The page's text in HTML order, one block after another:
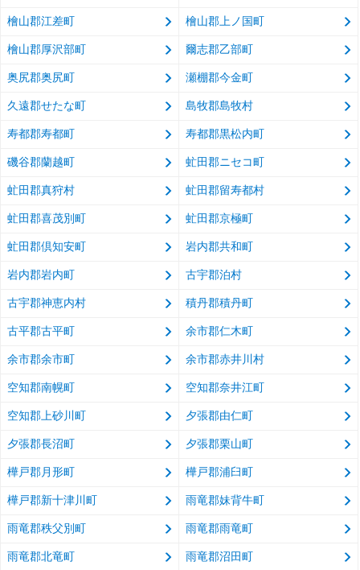
檜山郡江差町 檜山郡上ノ国町
檜山郡厚沢部町 爾志郡乙部町
奥尻郡奥尻町 瀬棚郡今金町
久遠郡せたな町 島牧郡島牧村
寿都郡寿都町 寿都郡黒松内町
磯谷郡蘭越町 虻田郡ニセコ町
虻田郡真狩村 虻田郡留寿都村
虻田郡喜茂別町 虻田郡京極町
虻田郡倶知安町 岩内郡共和町
岩内郡岩内町 古宇郡泊村
古宇郡神恵内村 積丹郡積丹町
古平郡古平町 余市郡仁木町
余市郡余市町 余市郡赤井川村
空知郡南幌町 空知郡奈井江町
空知郡上砂川町 夕張郡由仁町
夕張郡長沼町 夕張郡栗山町
樺戸郡月形町 樺戸郡浦臼町
樺戸郡新十津川町 雨竜郡妹背牛町
雨竜郡秩父別町 雨竜郡雨竜町
雨竜郡北竜町 雨竜郡沼田町